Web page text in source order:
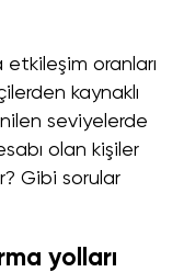
etkileşim oranları
kaynaklı
seviyelerde
olan kişiler
Gibi sorular
yolları